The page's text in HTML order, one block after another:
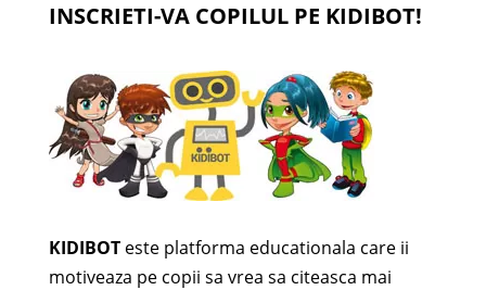
INSCRIETI-VA COPILUL PE KIDIBOT!
KIDIBOTeste platforma educationala care ii
motiveaza pe copii sa vrea sa citeasca mai